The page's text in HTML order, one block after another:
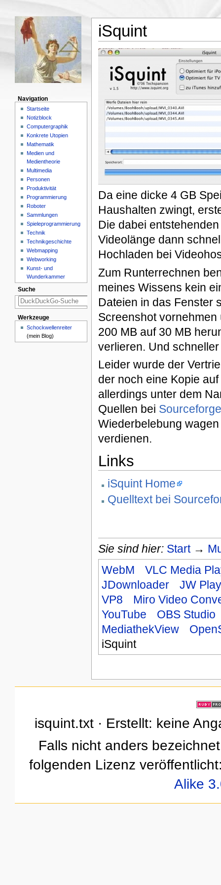
iSquint
Da eine dicke 4 GB
Haushalten zwingt,
Die dabei
Videolänge dann
Hochladen bei
Zum Runterrechnen
meines Wissens kein
Dateien in das Fenster
Screenshot
200 MB auf 30 MB
verlieren. Und
Leider wurde der
der noch eine Kopie
allerdings unter dem
Quellen bei
Wiederbelebung
verdienen.
Links
iSquint Home
Quelltext bei
Sie sind hier: Start→
WebM
VLC Media
JDownloader
JW
VP8
Miro Video
YouTube
OBS Studio
MediathekView
iSquint
Navigation
Startseite
Notizblock
Computergraphik
Konkrete Utopien
Mathematik
Medien und
Medientheorie
Multimedia
Personen
Produktivität
Programmierung
Roboter
Sammlungen
Spieleprogrammierung
Technik
Technikgeschichte
Webmapping
Webworking
Kunst- und
Wunderkammer
Suche
Werkzeuge
Schockwellenreiter
(mein Blog)
isquint.txt · Erstellt: keine
Falls nicht anders
folgenden Lizenz
Alike